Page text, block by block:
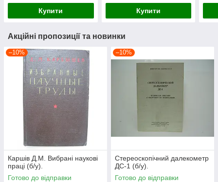
Купити Купити
Акційні пропозиції та новинки
–10%
Каршів Д.М. Вибрані наукові
праці (б/у).
Готово до відправки
–10%
Стереоскопічний далекометр
ДС-1 (б/у).
Готово до відправки